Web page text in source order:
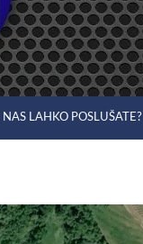
NAS LAHKO POSLUŠATE?